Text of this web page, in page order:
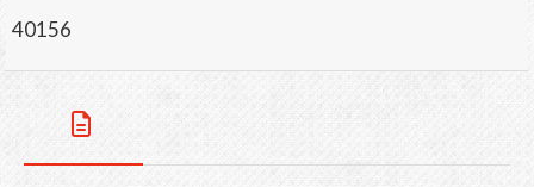
40156